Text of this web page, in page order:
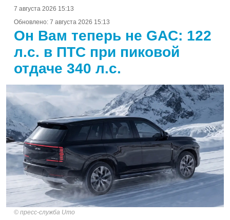
7 августа 2026 15:13
Обновлено: 7 августа 2026 15:13
Он Вам теперь не GAC: 122
л.с. в ПТС при пиковой
отдаче 340 л.с.
пресс-служба Umo